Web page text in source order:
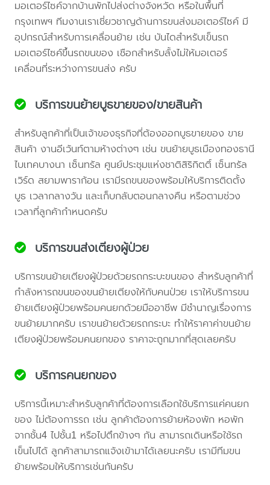
มอเตอร์ไซค์จากบ้านพักไปส่งต่างจังหวัด หรือในพื้นที่
กรุงเทพฯ ทีมงานเราเชี่ยวชาญด้านการขนส่งมอเตอร์ไซค์ มี
อุปกรณ์สำหรับการเคลื่อนย้าย เช่น บันไดสำหรับเข็นรถ
มอเตอร์ไซค์ขึ้นรถขนของ เชือกสำหรับลั้งไม่ให้มอเตอร์
เคลื่อนที่ระหว่างการขนส่ง ครับ
บริการขนย้ายบูธขายของ/ขายสินค้า
สำหรับลูกค้าที่เป็นเจ้าของธุรกิจที่ต้องออกบูธขายของ ขาย
สินค้า งานอีเว้นท์ตามห้างต่างๆ เช่น ขนย้ายบูธเมืองทองธานี
ไบเทคบางนา เซ็นทรัล ศูนย์ประชุมแห่งชาติสิริกิตติ์ เซ็นทรัล
เวิร์ด สยามพาราก้อน เรามีรถขนของพร้อมให้บริการติดตั้ง
บูธ เวลากลางวัน และเก็บกลับตอนกลางคืน หรือตามช่วง
เวลาที่ลูกค้ากำหนดครับ
บริการขนส่งเตียงผู้ป่วย
บริการขนย้ายเตียงผู้ป่วยด้วยรถกระบะขนของ สำหรับลูกค้าที่
กำลังหารถขนของขนย้ายเตียงให้กับคนป่วย เราให้บริการขน
ย้ายเตียงผู้ป่วยพร้อมคนยกด้วยมืออาชีพ มีชำนาญเรื่องการ
ขนย้ายมากครับ เราขนย้ายด้วยรถกระบะ ทำให้ราคาค่าขนย้าย
เตียงผู้ป่วยพร้อมคนยกของ ราคาจะถูกมากที่สุดเลยครับ
บริการคนยกของ
บริการนี้เหมาะสำหรับลูกค้าที่ต้องการเลือกใช้บริการแค่คนยก
ของ ไม่ต้องการรถ เช่น ลูกค้าต้องการย้ายห้องพัก หอพัก
จากชั้น4 ไปชั้น1 หรือไปตึกข้างๆ กัน สามารถเดินหรือใช้รถ
เข็นไปได้ ลูกค้าสามารถแจ้งเข้ามาได้เลยนะครับ เรามีทีมขน
ย้ายพร้อมให้บริการเช่นกันครับ